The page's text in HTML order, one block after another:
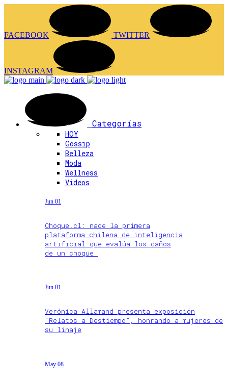
FACEBOOK TWITTER
INSTAGRAM
Categorías
HOY
Gossip
Belleza
Moda
Wellness
Videos
Jun 01
Choque.cl: nace la primera
plataforma chilena de inteligencia
artificial que evalúa los daños
de un choque
Jun 01
Verónica Allamand presenta exposición
“Relatos a Destiempo”, honrando a mujeres de
su linaje
May 08